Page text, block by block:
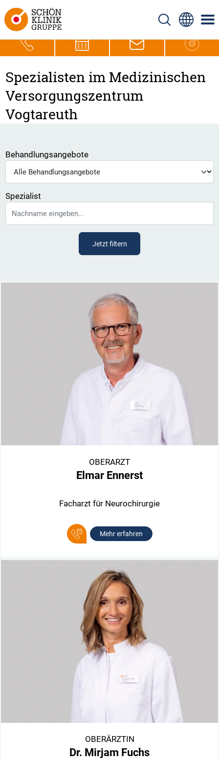
Spezialisten im Medizinischen
Versorgungszentrum
Vogtareuth
Behandlungsangebote
Spezialist
Jetzt filtern
OBERARZT
Elmar Ennerst
Facharzt für Neurochirurgie
Mehr erfahren
OBERÄRZTIN
Dr. Mirjam Fuchs